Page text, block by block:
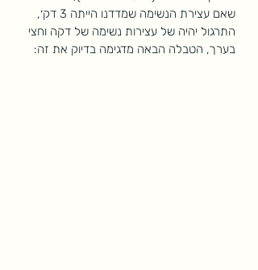
שאם עצירת הנשימה שמדדנו הייתה 3 דק׳,
התרגול יהיה של עצירות נשימה של דקה וחצי
בערך, הטבלה הבאה מדגימה בדיוק את זה: